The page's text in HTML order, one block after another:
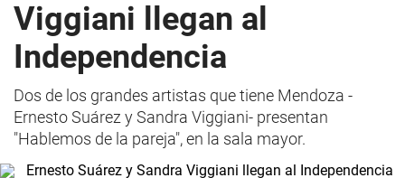
Viggiani llegan al
Independencia
Dos de los grandes artistas que tiene Mendoza -
Ernesto Suárez y Sandra Viggiani- presentan
"Hablemos de la pareja", en la sala mayor.